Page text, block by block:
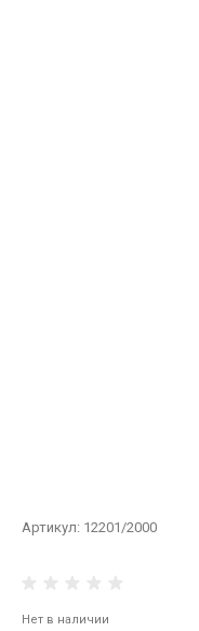
Артикул: 12201/2000
Нет в наличии